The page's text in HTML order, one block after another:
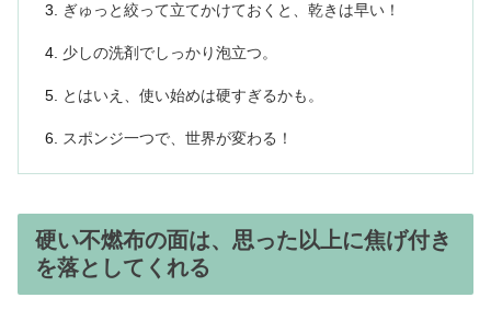
ぎゅっと絞って立てかけておくと、乾きは早い！
少しの洗剤でしっかり泡立つ。
とはいえ、使い始めは硬すぎるかも。
スポンジ一つで、世界が変わる！
硬い不燃布の面は、思った以上に焦げ付き
を落としてくれる